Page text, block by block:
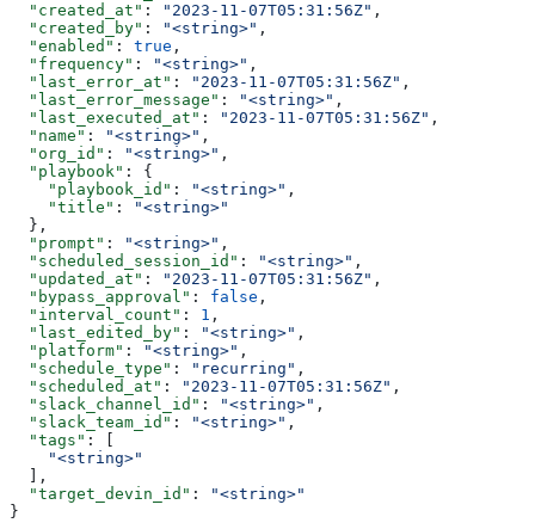
  "created_at"
: "2023-11-07T05:31:56Z" ,
  "created_by"
: "<string>" ,
  "enabled"
: true ,
  "frequency"
: "<string>" ,
  "last_error_at"
: "2023-11-07T05:31:56Z" ,
  "last_error_message"
: "<string>" ,
  "last_executed_at"
: "2023-11-07T05:31:56Z" ,
  "name"
: "<string>" ,
  "org_id"
: "<string>" ,
  "playbook"
: {
    "playbook_id"
: "<string>" ,
    "title"
:
"<string>"
  },
  "prompt"
: "<string>" ,
  "scheduled_session_id"
: "<string>" ,
  "updated_at"
: "2023-11-07T05:31:56Z" ,
  "bypass_approval"
: false ,
  "interval_count"
: 1 ,
  "last_edited_by"
: "<string>" ,
  "platform"
: "<string>" ,
  "schedule_type"
: "recurring" ,
  "scheduled_at"
: "2023-11-07T05:31:56Z" ,
  "slack_channel_id"
: "<string>" ,
  "slack_team_id"
: "<string>" ,
  "tags"
: [
    "<string>"
  ],
  "target_devin_id"
:
"<string>"
}